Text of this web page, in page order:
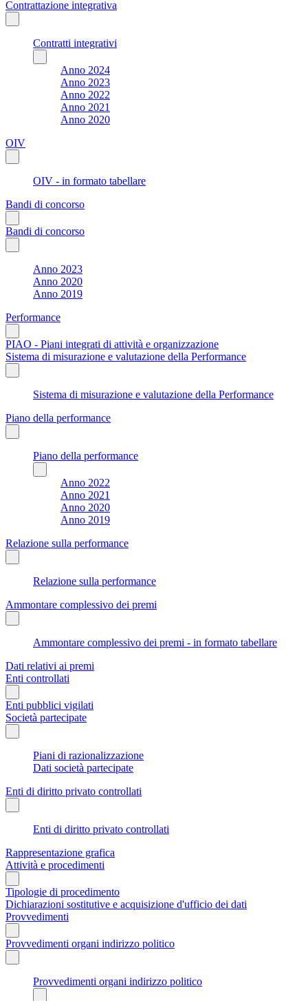
Contrattazione integrativa
Contratti integrativi
Anno 2024
Anno 2023
Anno 2022
Anno 2021
Anno 2020
OIV
OIV - in formato tabellare
Bandi di concorso
Bandi di concorso
Anno 2023
Anno 2020
Anno 2019
Performance
PIAO - Piani integrati di attività e organizzazione
Sistema di misurazione e valutazione della Performance
Sistema di misurazione e valutazione della Performance
Piano della performance
Piano della performance
Anno 2022
Anno 2021
Anno 2020
Anno 2019
Relazione sulla performance
Relazione sulla performance
Ammontare complessivo dei premi
Ammontare complessivo dei premi - in formato tabellare
Dati relativi ai premi
Enti controllati
Enti pubblici vigilati
Società partecipate
Piani di razionalizzazione
Dati società partecipate
Enti di diritto privato controllati
Enti di diritto privato controllati
Rappresentazione grafica
Attività e procedimenti
Tipologie di procedimento
Dichiarazioni sostitutive e acquisizione d'ufficio dei dati
Provvedimenti
Provvedimenti organi indirizzo politico
Provvedimenti organi indirizzo politico